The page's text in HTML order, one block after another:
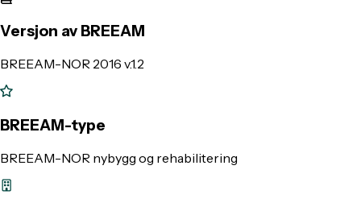
Versjon av BREEAM
BREEAM-NOR 2016 v.1.2
BREEAM-type
BREEAM-NOR nybygg og rehabilitering